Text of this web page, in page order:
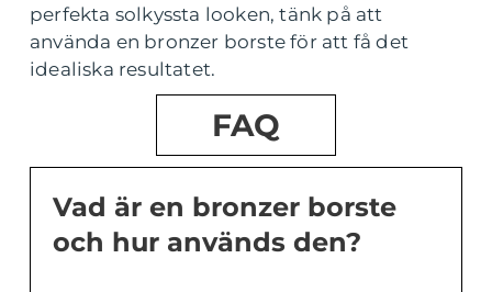
perfekta solkyssta looken, tänk på att
använda en bronzer borste för att få det
idealiska resultatet.
FAQ
Vad är en bronzer borste
och hur används den?